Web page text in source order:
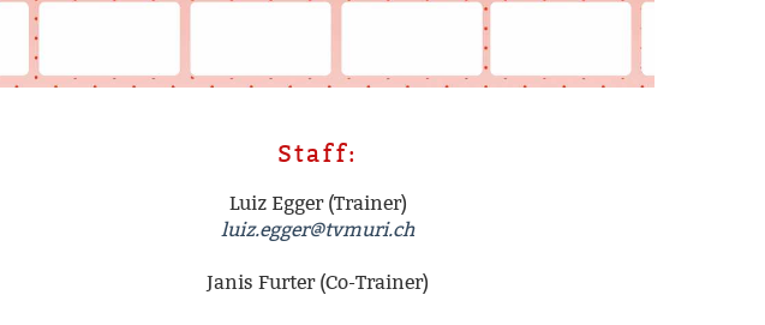
Staff:
Luiz Egger (Trainer)
luiz.egger@tvmuri.ch
Janis Furter (Co-Trainer)